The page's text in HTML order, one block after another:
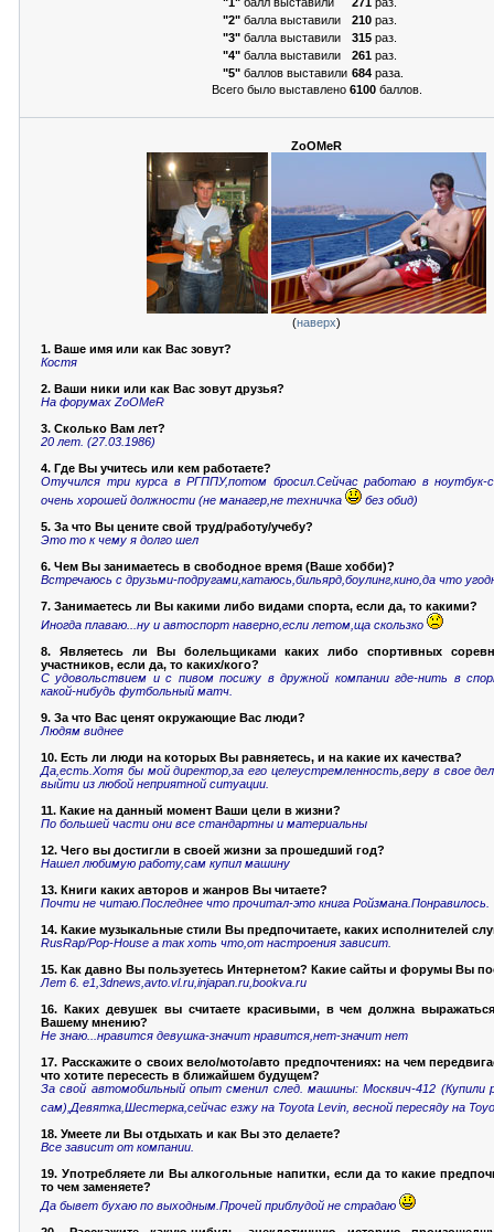
"2" балла выставили 210 раз.
"3" балла выставили 315 раз.
"4" балла выставили 261 раз.
"5" баллов выставили 684 раза.
Всего было выставлено 6100баллов.
ZoOMeR
(наверх)
1. Ваше имя или как Вас зовут?
Костя
2. Ваши ники или как Вас зовут друзья?
На форумах ZoOMeR
3. Сколько Вам лет?
20 лет. (27.03.1986)
4. Где Вы учитесь или кем работаете?
Отучился три курса в РГППУ,потом бросил.Сейчас работаю в ноутбук-
очень хорошей должности (не манагер,не техничка
без обид)
5. За что Вы цените свой труд/работу/учебу?
Это то к чему я долго шел
6. Чем Вы занимаетесь в свободное время (Ваше хобби)?
Встречаюсь с друзьми-подругами,катаюсь,бильярд,боулинг,кино,да что
7. Занимаетесь ли Вы какими либо видами спорта, если да, то какими?
Иногда плаваю...ну и автоспорт наверно,если летом,ща скользко
8. Являетесь ли Вы болельщиками каких либо спортивных
участников, если да, то каких/кого?
С удовольствием и с пивом посижу в дружной компании где-нить в
какой-нибудь футбольный матч.
9. За что Вас ценят окружающие Вас люди?
Людям виднее
10. Есть ли люди на которых Вы равняетесь, и на какие их качества?
Да,есть.Хотя бы мой директор,за его целеустремленность,веру в свое
выйти из любой неприятной ситуации.
11. Какие на данный момент Ваши цели в жизни?
По большей части они все стандартны и материальны
12. Чего вы достигли в своей жизни за прошедший год?
Нашел любимую работу,сам купил машину
13. Книги каких авторов и жанров Вы читаете?
Почти не читаю.Последнее что прочитал-это книга Ройзмана.Понравилось.
14. Какие музыкальные стили Вы предпочитаете, каких исполнителей
RusRap/Pop-House а так хоть что,от настроения зависит.
15. Как давно Вы пользуетесь Интернетом? Какие сайты и форумы Вы
Лет 6. e1,3dnews,avto.vl.ru,injapan.ru,bookva.ru
16. Каких девушек вы считаете красивыми, в чем должна
Вашему мнению?
Не знаю...нравится девушка-значит нравится,нет-значит нет
17. Расскажите о своих вело/мото/авто предпочтениях: на чем
что хотите пересесть в ближайшем будущем?
За свой автомобильный опыт сменил след. машины: Москвич-412 (Купили
сам),Девятка,Шестерка,сейчас езжу на Toyota Levin, весной пересяду на
18. Умеете ли Вы отдыхать и как Вы это делаете?
Все зависит от компании.
19. Употребляете ли Вы алкогольные напитки, если да то какие
то чем заменяете?
Да бывет бухаю по выходным.Прочей приблудой не страдаю